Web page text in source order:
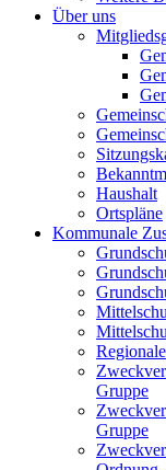
Über uns
Haushalt
Ortspläne
Kommunale
Gruppe
Gruppe